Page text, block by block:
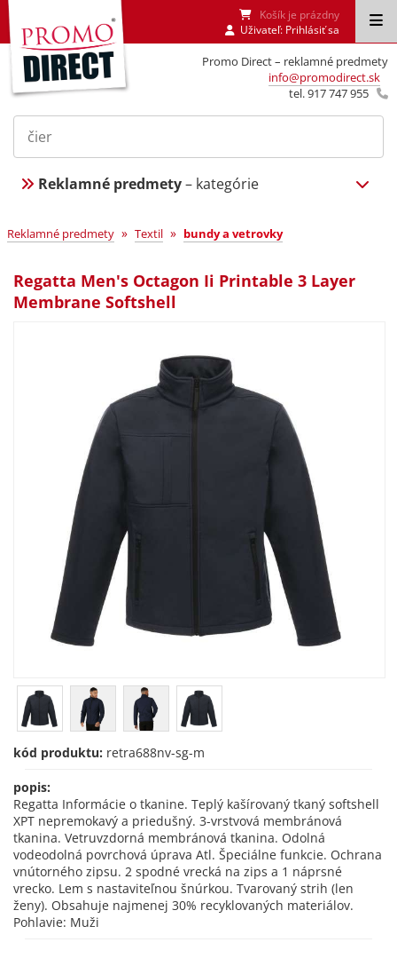
Promo Direct – reklamné predmety
info@promodirect.sk
tel. 917 747 955
Košík je prázdny
Uživateľ: Prihlásiť sa
Reklamné predmety– kategórie
Reklamné predmety » Textil » bundy a vetrovky
Regatta Men's Octagon Ii Printable 3 Layer
Membrane Softshell
kód produktu: retra688nv-sg-m
popis:
Regatta Informácie o tkanine. Teplý kašírovaný tkaný softshell
XPT nepremokavý a priedušný. 3-vrstvová membránová
tkanina. Vetruvzdorná membránová tkanina. Odolná
vodeodolná povrchová úprava Atl. Špeciálne funkcie. Ochrana
vnútorného zipsu. 2 spodné vrecká na zips a 1 náprsné
vrecko. Lem s nastaviteľnou šnúrkou. Tvarovaný strih (len
ženy). Obsahuje najmenej 30% recyklovaných materiálov.
Pohlavie: Muži